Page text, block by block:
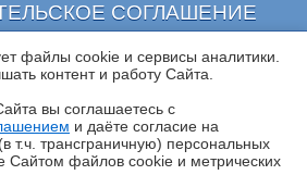
СОГЛАШЕНИЕ
ЗАЩИЩЕНО CURATOR
издание "3ДНьюс" | Свидетельство о
надзору за соблюдением законодательства в сфере
и охране культурного наследия
на сайт с указанием автора обязательна. Полное
документа является нарушением
файлы cookie и сервисы аналитики.
контент и работу Cайта.
вы соглашаетесь с
и даёте согласие на
т.ч. трансграничную) персональных
Cайтом файлов cookie и метрических